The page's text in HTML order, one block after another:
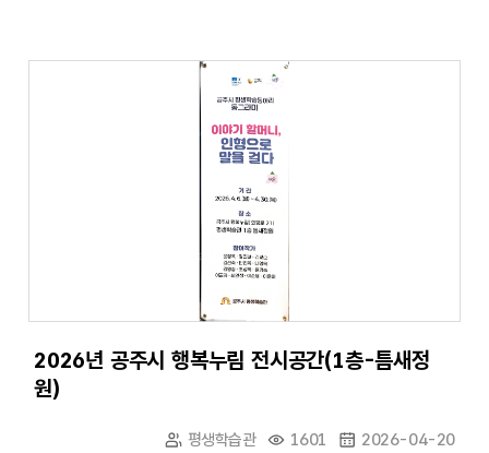
2026년 공주시 행복누림 전시공간(1층-틈새정
원)
평생학습관 1601 2026-04-20